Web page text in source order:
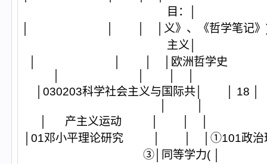
目：│
│ │ │ │义》、《哲学笔记》
主义│
│ │ │ │欧洲哲学史 │哲
│030203科学社会主义与国际
│ 产主义运动 │ │
│01邓小平理论研究 │ │ │①101政治
③│同等学力( │